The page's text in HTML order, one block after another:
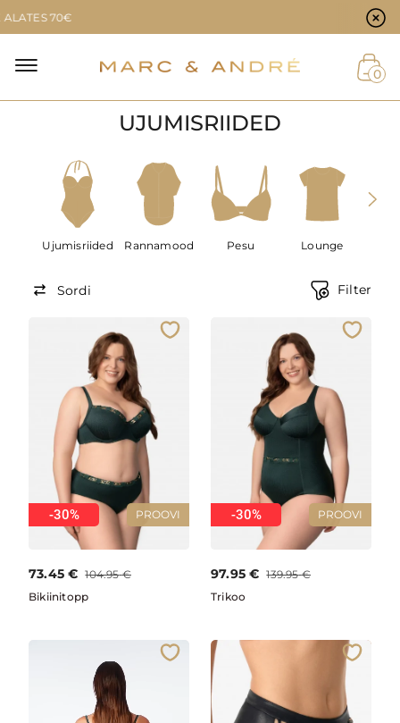
0
70€
UJUMISRIIDED
Ujumisriided Rannamood Pesu Lounge
Sordi Filter
PROOVI
-30%
73.45 € 104.95 €
Bikiinitopp
PROOVI
-30%
97.95 € 139.95 €
Trikoo